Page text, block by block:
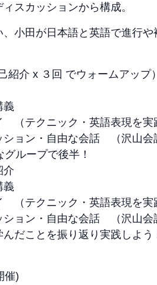
スカッションから構成。
小田が日本語と英語で進行や
紹介 x ３回 でウォームアップ）
義
（テクニック・英語表現を実
ション・自由な会話 （沢山会
ループで後半！
介
義
（テクニック・英語表現を実
ション・自由な会話 （沢山会
だことを振り返り実践しよう
催)